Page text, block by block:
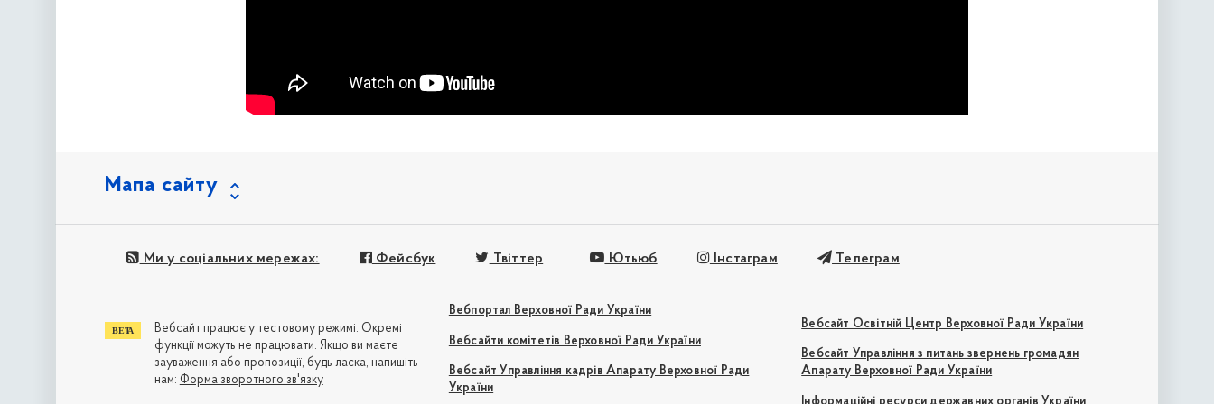
Мапа сайту
Ми у соціальних мережах: Фейсбук Твіттер Ютьюб Інстаграм Телеграм
Вебпортал Верховної Ради України
Вебсайти комітетів Верховної Ради України
Вебсайт Управління кадрів Апарату Верховної Ради
України
Вебсайт Освітній Центр Верховної Ради України
Вебсайт Управління з питань звернень громадян
Апарату Верховної Ради України
Вебсайт працює у тестовому режимі. Окремі
функції можуть не працювати. Якщо ви маєте
зауваження або пропозиції, будь ласка, напишіть
нам: Форма зворотного зв'язку